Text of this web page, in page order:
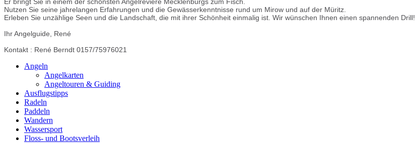
Nutzen Sie seine jahrelangen Erfahrungen und die Gewässerkenntnisse rund um Mirow und auf der Müritz.
Erleben Sie unzählige Seen und die Landschaft, die mit ihrer Schönheit einmalig ist. Wir wünschen Ihnen einen spannenden Drill!
Ihr Angelguide, René
Kontakt : René Berndt 0157/75976021
Angeln
Angelkarten
Angeltouren & Guiding
Ausflugstipps
Radeln
Paddeln
Wandern
Wassersport
Floss- und Bootsverleih